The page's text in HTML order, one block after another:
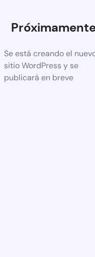
Se está creando el
sitio WordPress y se
publicará en breve